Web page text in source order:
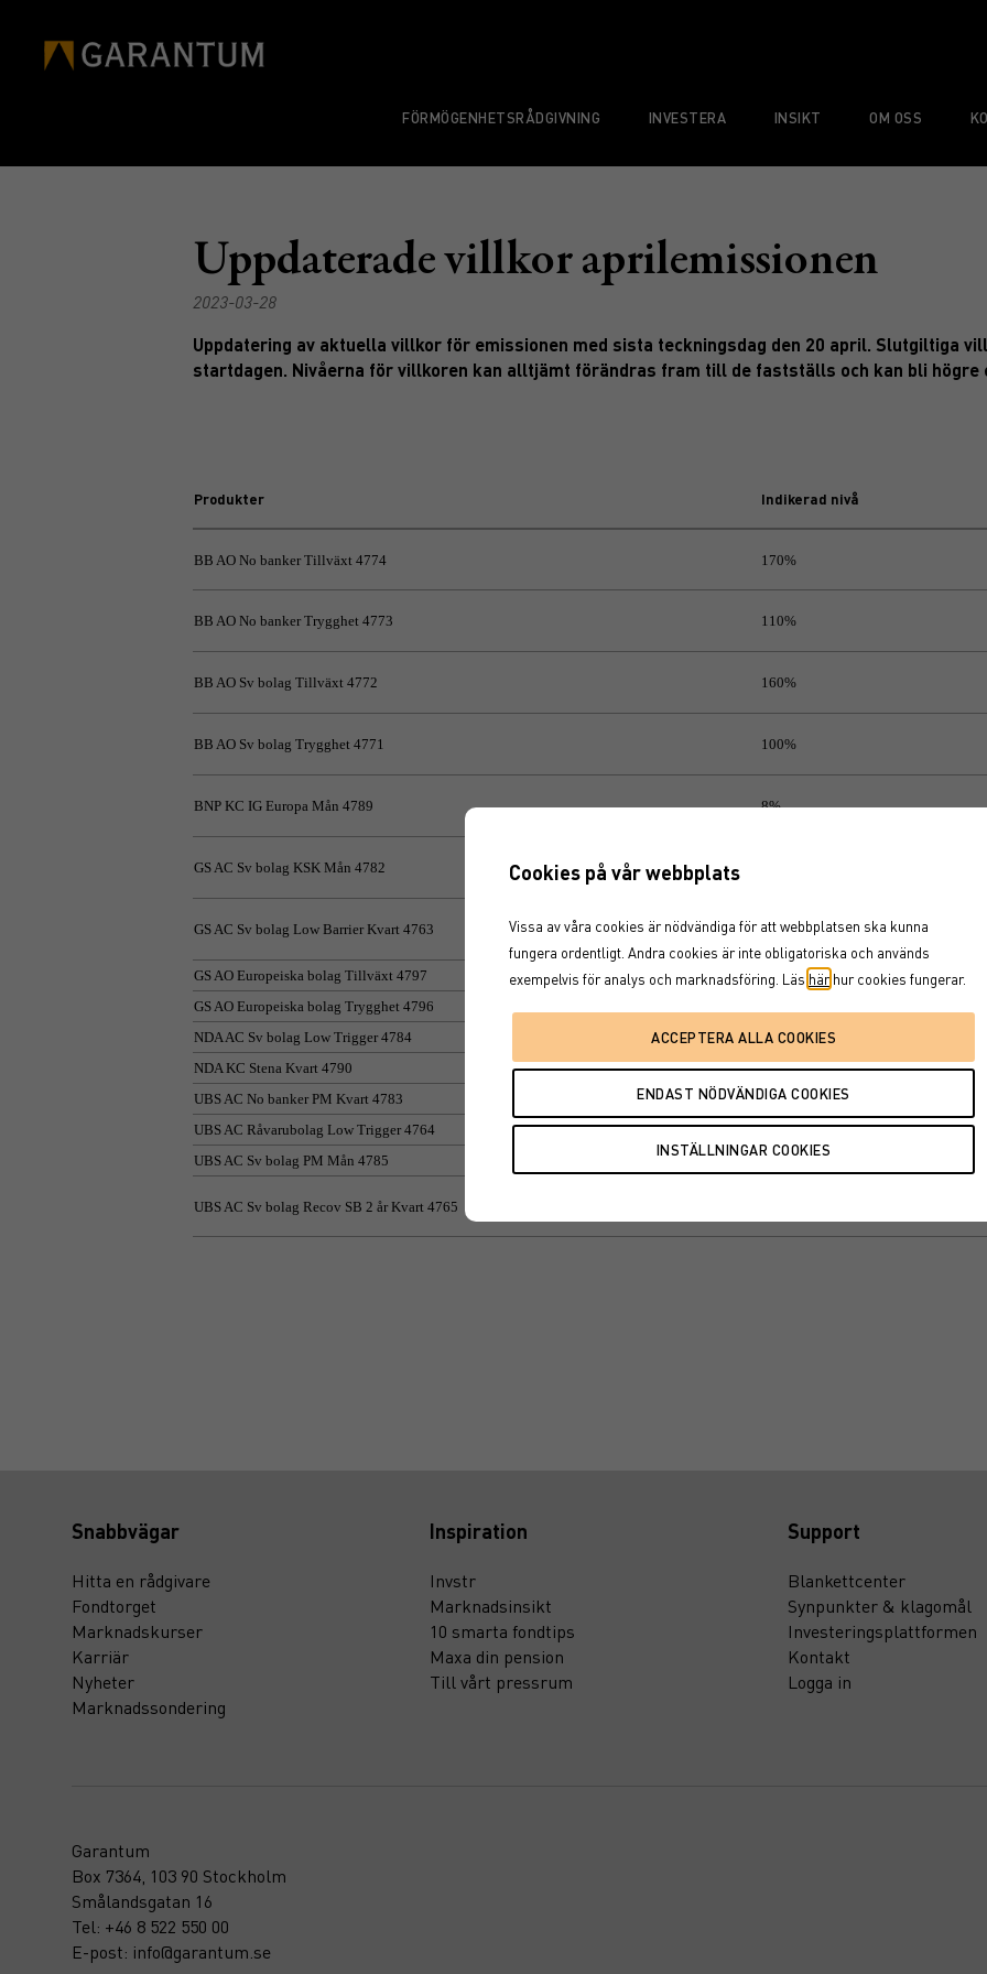
FÖRMÖGENHETSRÅDGIVNING INVESTERA INSIKT OM OSS
Uppdaterade villkor aprilemissionen
2023-03-28
Uppdatering av aktuella villkor för emissionen med sista teckningsdag den 20 april. Slutgiltiga
startdagen. Nivåerna för villkoren kan alltjämt förändras fram till de fastställs och kan bli högre
Produkter Indikerad nivå
BB AO No banker Tillväxt 4774 170%
BB AO No banker Trygghet 4773 110%
BB AO Sv bolag Tillväxt 4772 160%
BB AO Sv bolag Trygghet 4771 100%
BNP KC IG Europa Mån 4789 8%
GS AC Sv bolag KSK Mån 4782
GS AC Sv bolag Low Barrier Kvart 4763 2,4%
GS AO Europeiska bolag Tillväxt 4797 180%
GS AO Europeiska bolag Trygghet 4796
NDA AC Sv bolag Low Trigger 4784 15%
NDA KC Stena Kvart 4790 7%
UBS AC No banker PM Kvart 4783 2,7%
UBS AC Råvarubolag Low Trigger 4764 17%
UBS AC Sv bolag PM Mån 4785 1,4%
UBS AC Sv bolag Recov SB 2 år Kvart 4765
Snabbvägar
Hitta en rådgivare
Fondtorget
Marknadskurser
Karriär
Nyheter
Marknadssondering
Inspiration
Invstr
Marknadsinsikt
10 smarta fondtips
Maxa din pension
Till vårt pressrum
Support
Blankettcenter
Synpunkter & klagomål
Investeringsplattformen
Kontakt
Logga in
Garantum
Box 7364, 103 90 Stockholm
Smålandsgatan 16
Tel: +46 8 522 550 00
E-post: info@garantum.se
Cookies på vår webbplats
Vissa av våra cookies är nödvändiga för att webbplatsen ska kunna
fungera ordentligt. Andra cookies är inte obligatoriska och används
exempelvis för analys och marknadsföring. Läs här hur cookies fungerar.